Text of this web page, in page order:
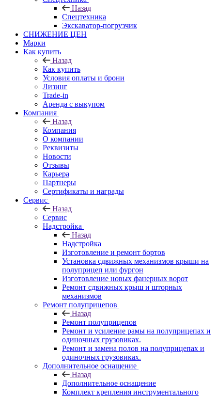
Назад
Спецтехника
Экскаватор-погрузчик
СНИЖЕНИЕ ЦЕН
Марки
Как купить
Назад
Как купить
Условия оплаты и брони
Лизинг
Trade-in
Аренда с выкупом
Компания
Назад
Компания
О компании
Реквизиты
Новости
Отзывы
Карьера
Партнеры
Сертификаты и награды
Сервис
Назад
Сервис
Надстройка
Назад
Надстройка
Изготовление и ремонт бортов
Установка сдвижных механизмов крыши на
полуприцеп или фургон
Изготовление новых фанерных ворот
Ремонт сдвижных крыш и шторных
механизмов
Ремонт полуприцепов
Назад
Ремонт полуприцепов
Ремонт и усиление рамы на полуприцепах и
одиночных грузовиках.
Ремонт и замена полов на полуприцепах и
одиночных грузовиках.
Дополнительное оснащение
Назад
Дополнительное оснащение
Комплект крепления инструментального